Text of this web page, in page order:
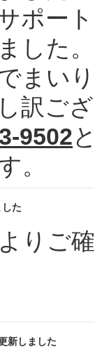
ポー
した
まい
訳ご
9502
。
た
りご
新しました